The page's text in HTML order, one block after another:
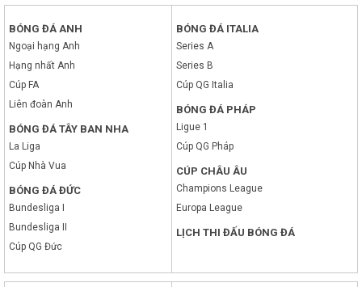
BÓNG ĐÁ ANH
Ngoại hạng Anh
Hạng nhất Anh
Cúp FA
Liên đoàn Anh
BÓNG ĐÁ TÂY BAN NHA
La Liga
Cúp Nhà Vua
BÓNG ĐÁ ĐỨC
Bundesliga I
Bundesliga II
Cúp QG Đức
BÓNG ĐÁ ITALIA
Series A
Series B
Cúp QG Italia
BÓNG ĐÁ PHÁP
Ligue 1
Cúp QG Pháp
CÚP CHÂU ÂU
Champions League
Europa League
LỊCH THI ĐẤU BÓNG ĐÁ